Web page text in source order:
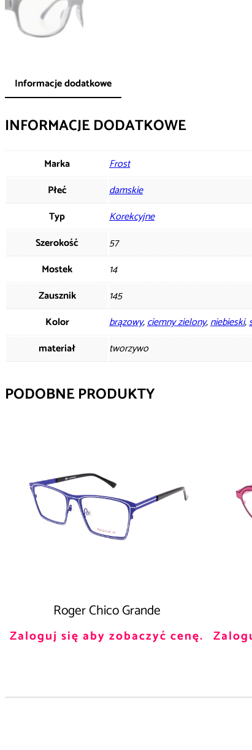
Informacje dodatkowe
INFORMACJE DODATKOWE
Marka
Frost
Płeć
damskie
Typ
Korekcyjne
Szerokość
57
Mostek
14
Zausznik
145
Kolor
brązowy,ciemny zielony,niebieski,
materiał
tworzywo
PODOBNE PRODUKTY
Roger Chico Grande
Zaloguj się aby zobaczyć cenę.